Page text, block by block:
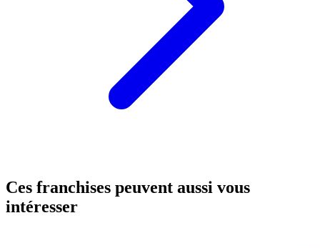
Ces franchises peuvent aussi vous
intéresser